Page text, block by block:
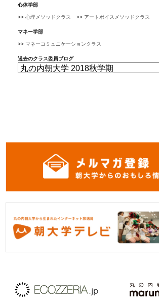
心体学部
心理メソッドクラス アートボイスメソッドクラス
マネー学部
マネーコミュニケーションクラス
過去のクラス委員ブログ